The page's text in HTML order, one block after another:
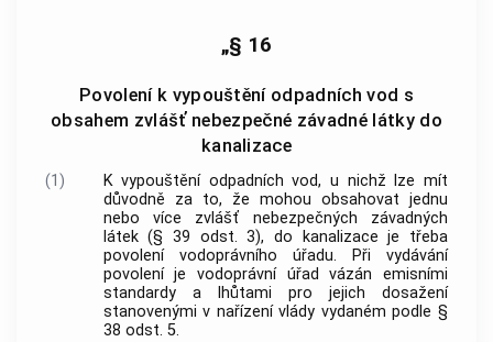
„§ 16
Povolení k vypouštění odpadních vod s
obsahem zvlášť nebezpečné závadné látky do
kanalizace
(1)
K vypouštění odpadních vod, u nichž lze mít
důvodně za to, že mohou obsahovat jednu
nebo více zvlášť nebezpečných závadných
látek (§ 39 odst. 3), do kanalizace je třeba
povolení vodoprávního úřadu. Při vydávání
povolení je vodoprávní úřad vázán emisními
standardy a lhůtami pro jejich dosažení
stanovenými v nařízení vlády vydaném podle §
38 odst. 5.